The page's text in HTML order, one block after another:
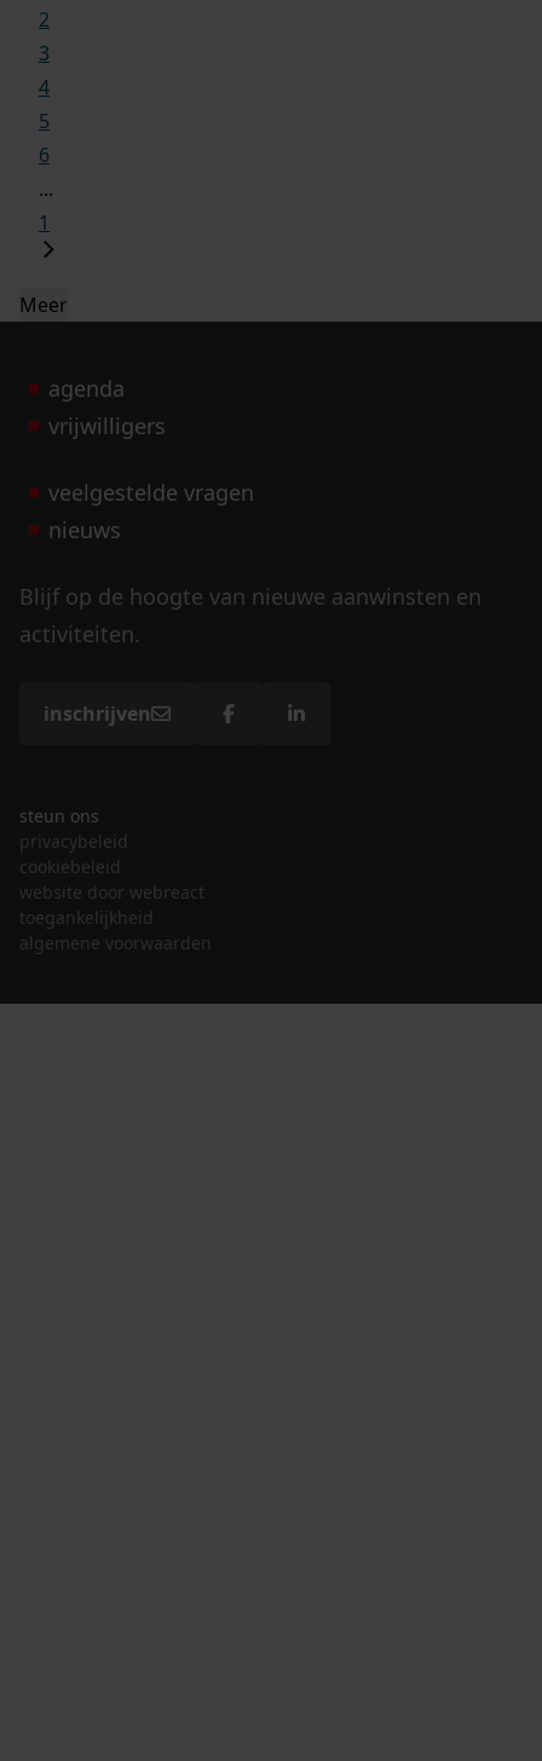
2
3
4
5
6
...
1
Meer
agenda
vrijwilligers
veelgestelde vragen
nieuws
Blijf op de hoogte van nieuwe aanwinsten en
activiteiten.
inschrijven
steun ons
privacybeleid
cookiebeleid
website door webreact
toegankelijkheid
algemene voorwaarden